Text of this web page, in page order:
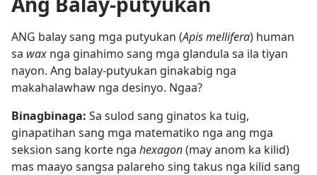
ANG balay sang mga putyukan (Apis mellifera) human
sa wax nga ginahimo sang mga glandula sa ila tiyan
nayon. Ang balay-putyukan ginakabig nga
makahalawhaw nga desinyo. Ngaa?
Binagbinaga: Sa sulod sang ginatos ka tuig,
ginapatihan sang mga matematiko nga ang mga
seksion sang korte nga hexagon(may anom ka kilid)
mas maayo sangsa palareho sing takus nga kilid sang